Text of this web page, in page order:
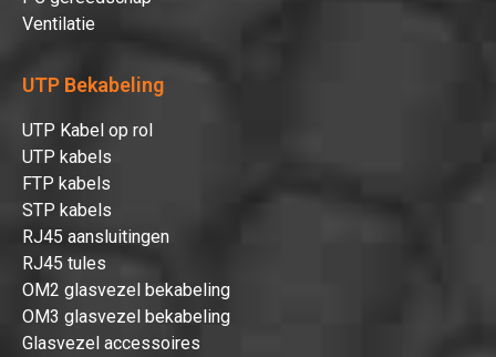
Ventilatie
UTP Bekabeling
UTP Kabel op rol
UTP kabels
FTP kabels
STP kabels
RJ45 aansluitingen
RJ45 tules
OM2 glasvezel bekabeling
OM3 glasvezel bekabeling
Glasvezel accessoires